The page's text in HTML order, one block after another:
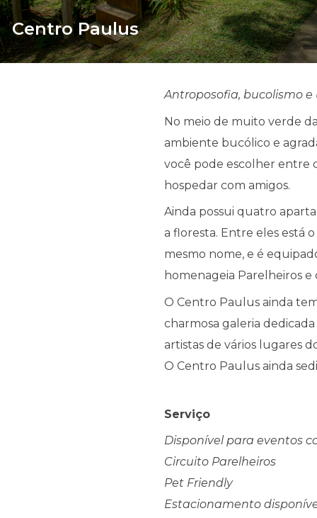
Centro Paulus
Antroposofia, bucolismo
No meio de muito verde
ambiente bucólico e
você pode escolher entre
hospedar com amigos.
Ainda possui quatro
a floresta. Entre eles está
mesmo nome, e é
homenageia Parelheiros e
O Centro Paulus ainda
charmosa galeria
artistas de vários lugares
O Centro Paulus ainda
Serviço
Disponível para eventos
Circuito Parelheiros
Pet Friendly
Estacionamento